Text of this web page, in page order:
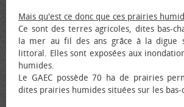
Mais qu'est ce donc que ces prairies
Ce sont des terres agricoles, dites bas-
la mer au fil des ans grâce à la digue
littoral. Elles sont exposées aux
humides.
Le GAEC possède 70 ha de prairies
dites prairies humides situées sur les bas-